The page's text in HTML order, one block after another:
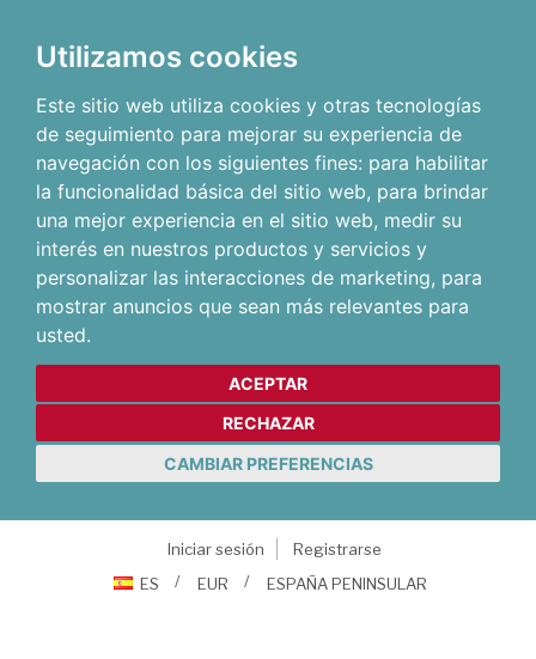
Utilizamos cookies
Este sitio web utiliza cookies y otras tecnologías
de seguimiento para mejorar su experiencia de
navegación con los siguientes fines: para habilitar
la funcionalidad básica del sitio web, para brindar
una mejor experiencia en el sitio web, medir su
interés en nuestros productos y servicios y
personalizar las interacciones de marketing, para
mostrar anuncios que sean más relevantes para
usted.
ACEPTAR
RECHAZAR
CAMBIAR PREFERENCIAS
Iniciar sesión
Registrarse
ES
EUR ESPAÑA PENINSULAR